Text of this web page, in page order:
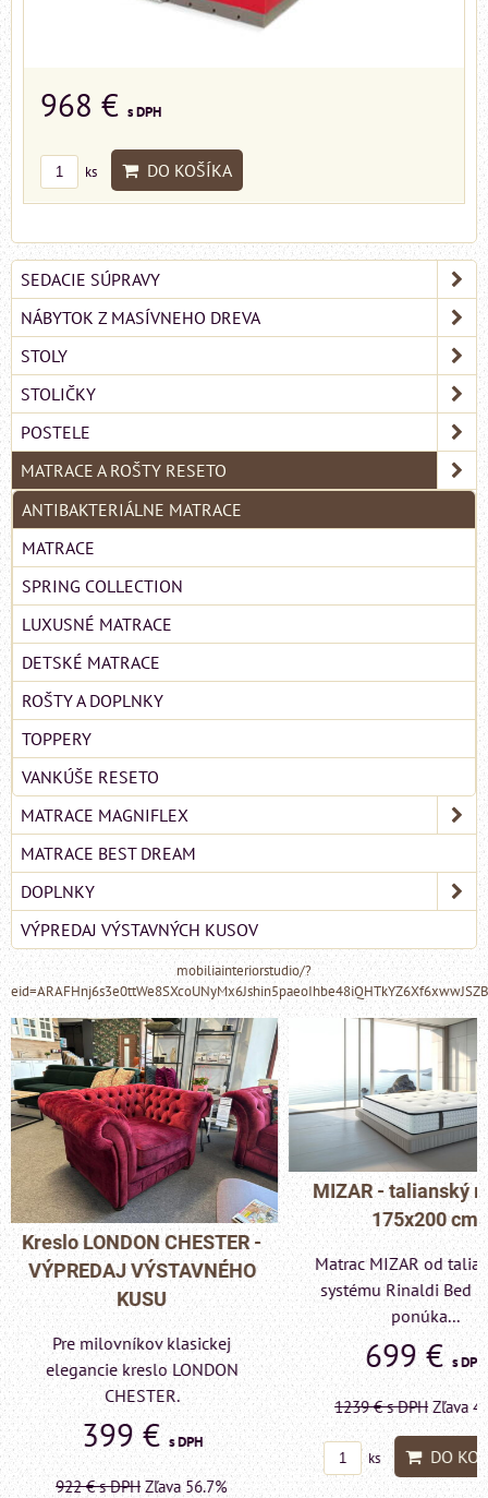
968 € s DPH
ks DO KOŠÍKA
SEDACIE SÚPRAVY
NÁBYTOK Z MASÍVNEHO DREVA
STOLY
STOLIČKY
POSTELE
MATRACE A ROŠTY RESETO
ANTIBAKTERIÁLNE MATRACE
MATRACE
SPRING COLLECTION
LUXUSNÉ MATRACE
DETSKÉ MATRACE
ROŠTY A DOPLNKY
TOPPERY
VANKÚŠE RESETO
MATRACE MAGNIFLEX
MATRACE BEST DREAM
DOPLNKY
VÝPREDAJ VÝSTAVNÝCH KUSOV
mobiliainteriorstudio/?
MIZAR - talianský matrac
175x200 cm
Matrac MIZAR od talianskeho
systému Rinaldi Bed System
ponúka...
699 €s DPH
1239 €s DPH Zľava 43.6%
ks DO KOŠÍKA
Pohovka LONDON
- VÝPREDAJ
KUSU
Pre milovníkov
elegancie kreslo a
LONDON
599 €s
1415 €s DPH Zľava